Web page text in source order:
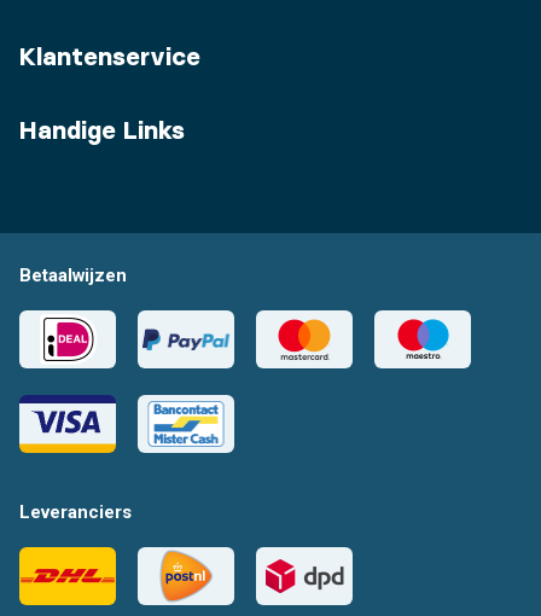
Klantenservice
Handige Links
Betaalwijzen
Leveranciers